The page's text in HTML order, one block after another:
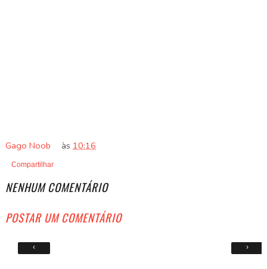
Gago Noob às10:16
Compartilhar
NENHUM COMENTÁRIO
POSTAR UM COMENTÁRIO
‹ ›